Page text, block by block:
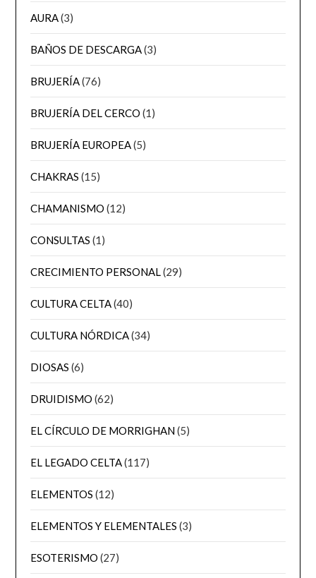
AURA(3)
BAÑOS DE DESCARGA(3)
BRUJERÍA(76)
BRUJERÍA DEL CERCO (1)
BRUJERÍA EUROPEA(5)
CHAKRAS (15)
CHAMANISMO (12)
CONSULTAS (1)
CRECIMIENTO PERSONAL(29)
CULTURA CELTA(40)
CULTURA NÓRDICA(34)
DIOSAS (6)
DRUIDISMO (62)
EL CÍRCULO DE MORRIGHAN(5)
EL LEGADO CELTA(117)
ELEMENTOS (12)
ELEMENTOS Y ELEMENTALES (3)
ESOTERISMO (27)